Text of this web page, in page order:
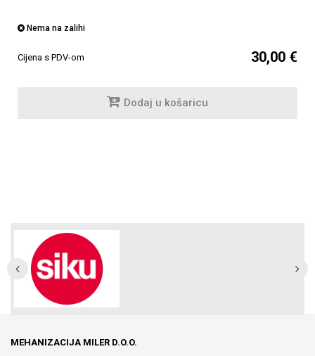
Nema na zalihi
Cijena s PDV-om 30,00 €
Dodaj u košaricu
MEHANIZACIJA MILER D.O.O.